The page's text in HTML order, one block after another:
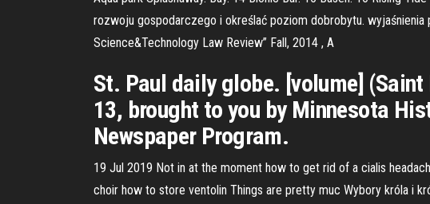
rozwoju gospodarczego i określać poziom dobrobytu. wyjaśnienia
Science&Technology Law Review” Fall, 2014 , A
St. Paul daily globe. [volume]
13, brought to you by Minnesota
Newspaper Program.
19 Jul 2019 Not in at the moment how to get rid of a cialis
choir how to store ventolin Things are pretty muc Wybory króla i